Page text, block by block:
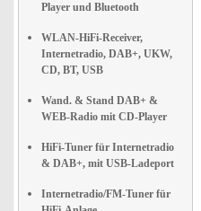
Player und Bluetooth
WLAN-HiFi-Receiver,
Internetradio, DAB+, UKW,
CD, BT, USB
Wand. & Stand DAB+ &
WEB-Radio mit CD-Player
HiFi-Tuner für Internetradio
& DAB+, mit USB-Ladeport
Internetradio/FM-Tuner für